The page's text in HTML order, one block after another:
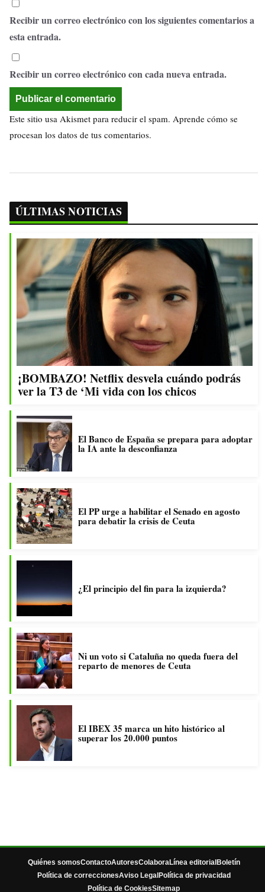
Recibir un correo electrónico con los siguientes comentarios a
esta entrada.
Recibir un correo electrónico con cada nueva entrada.
Este sitio usa Akismet para reducir el spam. Aprende cómo se
procesan los datos de tus comentarios.
ÚLTIMAS NOTICIAS
¡BOMBAZO! Netflix desvela cuándo podrás
ver la T3 de ‘Mi vida con los chicos
El Banco de España se prepara para adoptar
la IA ante la desconfianza
El PP urge a habilitar el Senado en agosto
para debatir la crisis de Ceuta
¿El principio del fin para la izquierda?
Ni un voto si Cataluña no queda fuera del
reparto de menores de Ceuta
El IBEX 35 marca un hito histórico al
superar los 20.000 puntos
Quiénes somosContactoAutoresColaboraLínea editorial Boletín
Política de correccionesAviso Legal Política de privacidad
Política de CookiesSitemap